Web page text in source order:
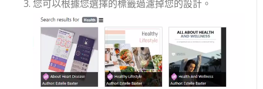
您可以根據您選擇的標籤過濾掉您的設計。